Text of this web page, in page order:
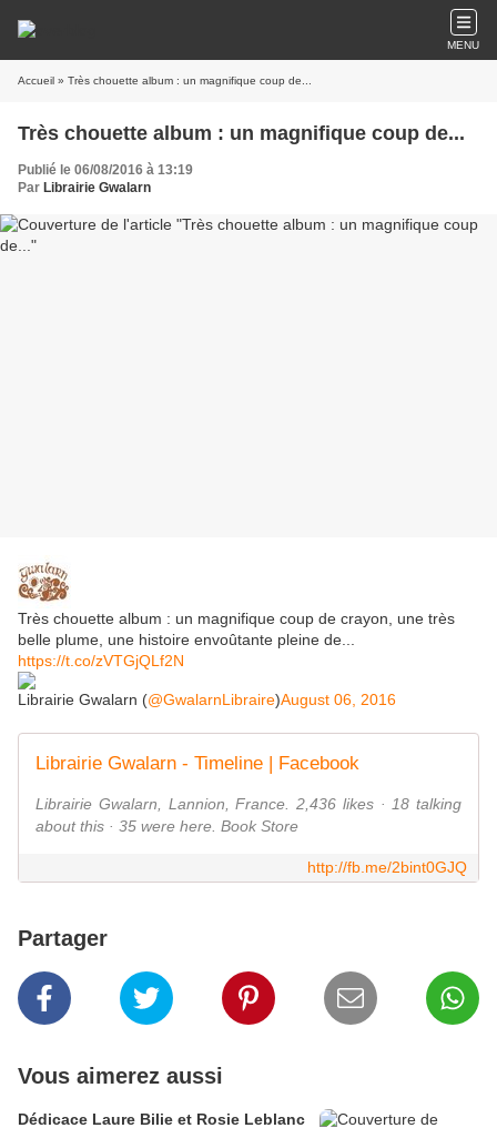
MENU
Accueil » Très chouette album : un magnifique coup de...
Très chouette album : un magnifique coup de...
Publié le 06/08/2016 à 13:19
Par Librairie Gwalarn
Très chouette album : un magnifique coup de crayon, une très
belle plume, une histoire envoûtante pleine de...
https://t.co/zVTGjQLf2N
Librairie Gwalarn (@GwalarnLibraire)August 06, 2016
Librairie Gwalarn - Timeline | Facebook
Librairie Gwalarn, Lannion, France. 2,436 likes · 18 talking
about this · 35 were here. Book Store
http://fb.me/2bint0GJQ
Partager
Vous aimerez aussi
Dédicace Laure Bilie et Rosie Leblanc